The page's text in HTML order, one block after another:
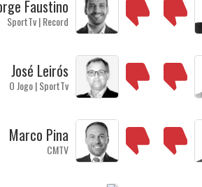
Faustino
SportTv | Record
José Leirós
O Jogo | SportTv
Marco Pina
CMTV